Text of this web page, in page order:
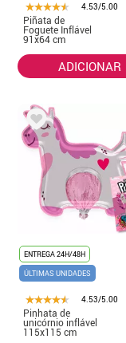
4.53/5.00
Piñata de
Foguete Inflável
91x64 cm
ADICIONAR
ENTREGA 24H/48H
ÚLTIMAS UNIDADES
4.53/5.00
Pinhata de
unicórnio inflável
115x115 cm